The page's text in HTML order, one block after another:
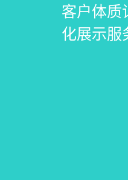
会员积分
升复购率
在线预约
一目了然
客户体质
化展示服
一站式解
销全流程